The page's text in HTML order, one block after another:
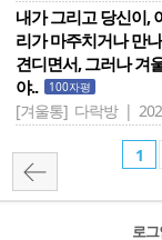
내가 그리고 당신이,
리가 마주치거나 만
견디면서, 그러나 겨
야..
100자평
[겨울통] 다락방 |
1
로